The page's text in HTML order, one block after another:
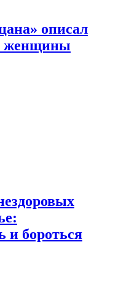
описал
женщины
и бороться